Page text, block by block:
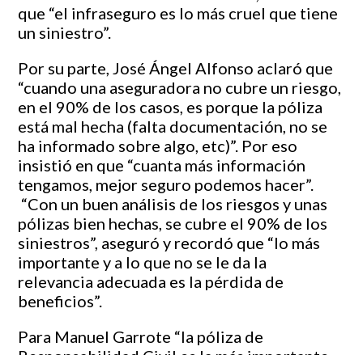
que “el infraseguro es lo más cruel que tiene
un siniestro”.
Por su parte, José Ángel Alfonso aclaró que
“cuando una aseguradora no cubre un riesgo,
en el 90% de los casos, es porque la póliza
está mal hecha (falta documentación, no se
ha informado sobre algo, etc)”. Por eso
insistió en que “cuanta más información
tengamos, mejor seguro podemos hacer”.
“Con un buen análisis de los riesgos y unas
pólizas bien hechas, se cubre el 90% de los
siniestros”, aseguró y recordó que “lo más
importante y a lo que no se le da la
relevancia adecuada es la pérdida de
beneficios”.
Para Manuel Garrote “la póliza de